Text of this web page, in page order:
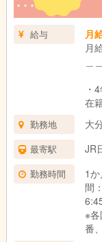
賞
ヵ
円
給与
月
月
・
在
万円
・
万
・
在
万円
勤務地 大
最寄駅 JR
勤務時間
1
間
※
番